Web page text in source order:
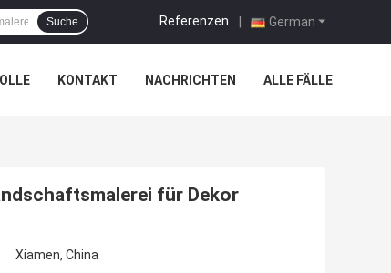
German
Referenzen |
Suche
KONTAKT NACHRICHTEN ALLE FÄLLE
für Dekor
Xiamen, China